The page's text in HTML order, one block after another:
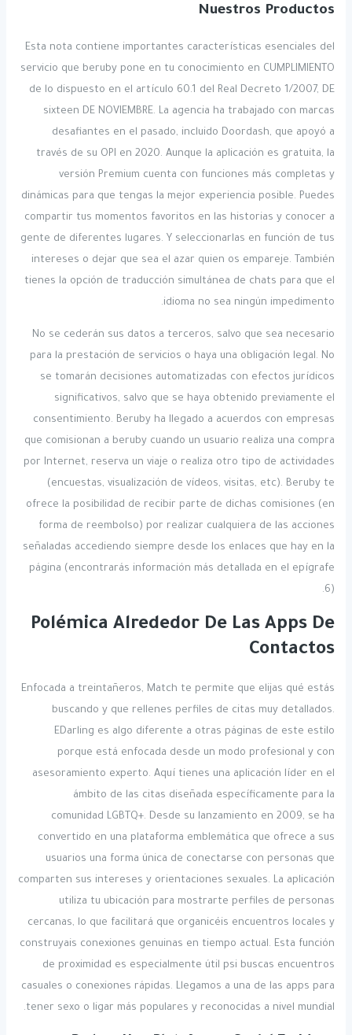
Nuestros Productos
Esta nota contiene importantes características esenciales del
servicio que beruby pone en tu conocimiento en CUMPLIMIENTO
de lo dispuesto en el artículo 60.1 del Real Decreto 1/2007, DE
sixteen DE NOVIEMBRE. La agencia ha trabajado con marcas
desafiantes en el pasado, incluido Doordash, que apoyó a
través de su OPI en 2020. Aunque la aplicación es gratuita, la
versión Premium cuenta con funciones más completas y
dinámicas para que tengas la mejor experiencia posible. Puedes
compartir tus momentos favoritos en las historias y conocer a
gente de diferentes lugares. Y seleccionarlas en función de tus
intereses o dejar que sea el azar quien os empareje. También
tienes la opción de traducción simultánea de chats para que el
idioma no sea ningún impedimento.
No se cederán sus datos a terceros, salvo que sea necesario
para la prestación de servicios o haya una obligación legal. No
se tomarán decisiones automatizadas con efectos jurídicos
significativos, salvo que se haya obtenido previamente el
consentimiento. Beruby ha llegado a acuerdos con empresas
que comisionan a beruby cuando un usuario realiza una compra
por Internet, reserva un viaje o realiza otro tipo de actividades
(encuestas, visualización de vídeos, visitas, etc). Beruby te
ofrece la posibilidad de recibir parte de dichas comisiones (en
forma de reembolso) por realizar cualquiera de las acciones
señaladas accediendo siempre desde los enlaces que hay en la
página (encontrarás información más detallada en el epígrafe
6).
Polémica Alrededor De Las Apps De
Contactos
Enfocada a treintañeros, Match te permite que elijas qué estás
buscando y que rellenes perfiles de citas muy detallados.
EDarling es algo diferente a otras páginas de este estilo
porque está enfocada desde un modo profesional y con
asesoramiento experto. Aquí tienes una aplicación líder en el
ámbito de las citas diseñada específicamente para la
comunidad LGBTQ+. Desde su lanzamiento en 2009, se ha
convertido en una plataforma emblemática que ofrece a sus
usuarios una forma única de conectarse con personas que
comparten sus intereses y orientaciones sexuales. La aplicación
utiliza tu ubicación para mostrarte perfiles de personas
cercanas, lo que facilitará que organicéis encuentros locales y
construyais conexiones genuinas en tiempo actual. Esta función
de proximidad es especialmente útil psi buscas encuentros
casuales o conexiones rápidas. Llegamos a una de las apps para
tener sexo o ligar más populares y reconocidas a nivel mundial.